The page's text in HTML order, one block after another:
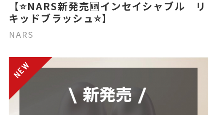
【⭐️NARS新発売🆕インセイシャブル リ
キッドブラッシュ⭐️】
NARS